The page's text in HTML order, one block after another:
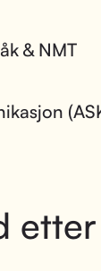
& NMT